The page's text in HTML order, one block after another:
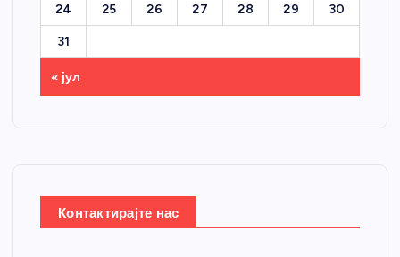
24 25 26 27 28 29 30
31
« јул
Контактирајте нас